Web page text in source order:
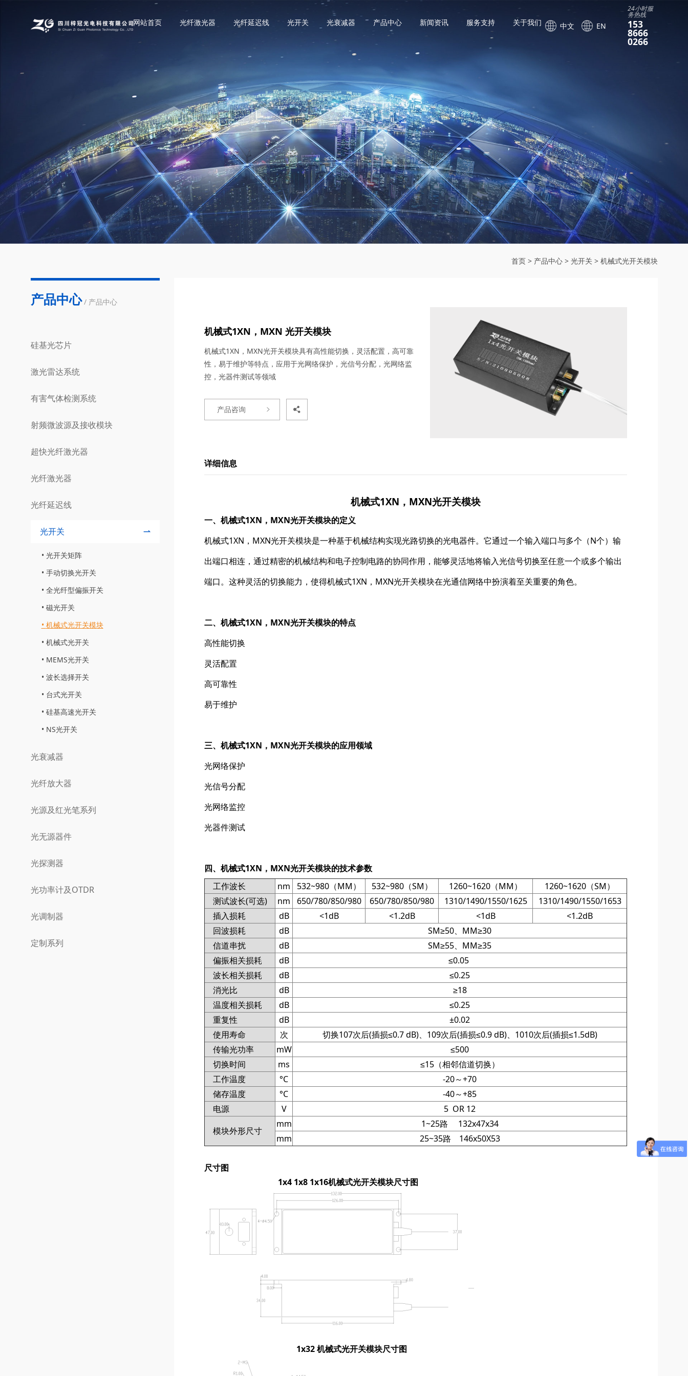
网站首页 光纤激光器 光纤延迟线 光开关 光衰减器 产品中心 新闻资讯 服务支持 关于我们 中文 EN
24小时服
务热线
153
8666
0266
首页> 产品中心> 光开关 > 机械式光开关模块
产品中心 / 产品中心
硅基光芯片
激光雷达系统
有害气体检测系统
射频微波源及接收模块
超快光纤激光器
光纤激光器
光纤延迟线
光开关
光开关矩阵
手动切换光开关
全光纤型偏振开关
磁光开关
机械式光开关模块
机械式光开关
MEMS光开关
波长选择开关
台式光开关
硅基高速光开关
NS光开关
光衰减器
光纤放大器
光源及红光笔系列
光无源器件
光探测器
光功率计及OTDR
光调制器
定制系列
机械式1XN，MXN 光开关模块
机械式1XN，MXN光开关模块具有高性能切换，灵活配置，高可靠
性，易于维护等特点，应用于光网络保护，光信号分配，光网络监
控，光器件测试等领域
产品咨询
详细信息
机械式1XN，MXN光开关模块
一、机械式1XN，MXN光开关模块的定义
机械式1XN，MXN光开关模块是一种基于机械结构实现光路切换的光电器件。它通过一个输入端口与多个（N个）输
出端口相连，通过精密的机械结构和电子控制电路的协同作用，能够灵活地将输入光信号切换至任意一个或多个输出
端口。这种灵活的切换能力，使得机械式1XN，MXN光开关模块在光通信网络中扮演着至关重要的角色。
二、机械式1XN，MXN光开关模块的特点
高性能切换
灵活配置
高可靠性
易于维护
三、机械式1XN，MXN光开关模块的应用领域
光网络保护
光信号分配
光网络监控
光器件测试
四、机械式1XN，MXN光开关模块的技术参数
工作波长
nm 532~980（MM） 532~980（SM） 1260~1620（MM）
1260~1620（SM）
测试波长(可选)
nm 650/780/850/980 650/780/850/980 1310/1490/1550/1625
1310/1490/1550/1653
插入损耗
dB <1dB <1.2dB <1dB
<1.2dB
回波损耗
dB
SM≥50、MM≥30
信道串扰
dB
SM≥55、MM≥35
偏振相关损耗
dB
≤0.05
波长相关损耗
dB
≤0.25
消光比
dB
≥18
温度相关损耗
dB
≤0.25
重复性
dB
±0.02
使用寿命
次 切换107次后(插损≤0.7 dB)、109次后(插损≤0.9 dB)、1010次后(插损≤1.5dB)
传输光功率
mW
≤500
切换时间
ms
≤15（相邻信道切换）
工作温度
°C
-20～+70
储存温度
°C
-40～+85
电源
V
5 OR 12
模块外形尺寸
mm
1~25路 132x47x34
mm
25~35路 146x50X53
尺寸图
1x4 1x8 1x16机械式光开关模块尺寸图
1x32 机械式光开关模块尺寸图